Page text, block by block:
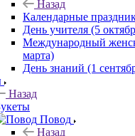
Назад
Календарные
День учителя (5
Международный
марта)
День знаний (1
Назад
Повод
Назад